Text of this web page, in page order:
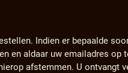
Indien er bepaalde
en aldaar uw emailadres op
afstemmen. U ontvangt